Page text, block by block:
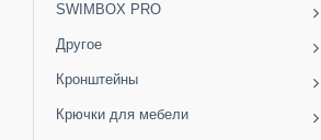
SWIMBOX PRO
Другое
Кронштейны
Крючки для мебели